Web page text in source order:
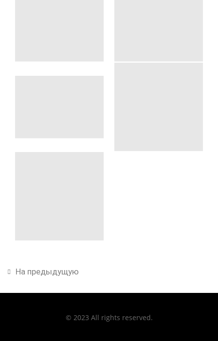
На предыдущую
© 2023 All rights reserved.